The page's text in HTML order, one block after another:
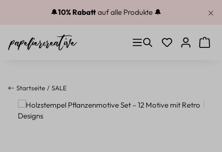
Zum Hauptinhalt springen
🔔10% Rabattauf alle Produkte 🔔
Du hast 0
Startseite SALE
Bildergalerie überspringen